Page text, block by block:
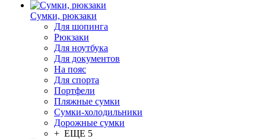
Сумки, рюкзаки
Для шопинга
Рюкзаки
Для ноутбука
Для документов
На пояс
Для спорта
Портфели
Пляжные сумки
Сумки-холодильники
Дорожные сумки
+ ЕЩЕ 5